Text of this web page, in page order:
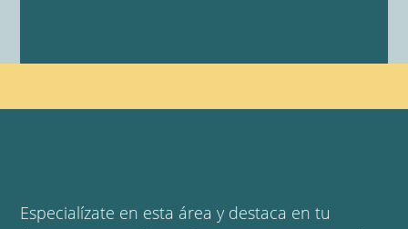
Especialízate en esta área y destaca en tu